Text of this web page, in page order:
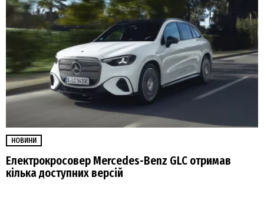
НОВИНИ
Електрокросовер Mercedes-Benz GLC отримав
кілька доступних версій